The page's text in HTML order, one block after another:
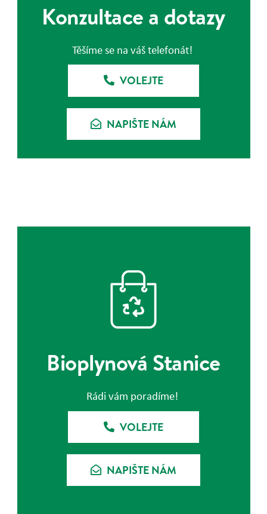
Konzultace a dotazy
Těšíme se na váš telefonát!
VOLEJTE
NAPIŠTE NÁM
Bioplynová Stanice
Rádi vám poradíme!
VOLEJTE
NAPIŠTE NÁM